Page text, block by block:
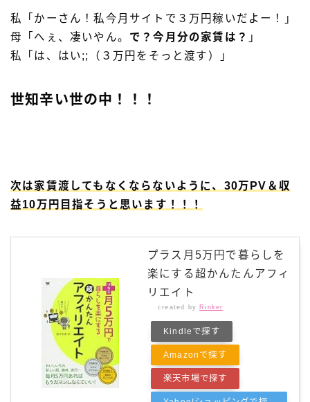
私「かーさん！私今月サイトで３万円稼いだよー！」
母「へぇ、凄いやん。 で？今月分の家賃は？ 」
私「は、はい;;（３万円をそっと渡す）」
世知辛い世の中！！！
次は家賃渡してもなくならないように、30万PV＆収
益10万円目指そうと思います！！！
プラス月5万円で暮らしを
楽にする超かんたんアフィ
リエイト
created by Rinker
Kindleで探す
Amazonで探す
楽天市場で探す